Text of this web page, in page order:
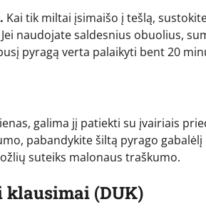
Kai tik miltai įsimaišo į tešlą,
Jei naudojate saldesnius obuolius,
pyragą verta palaikyti bent 20
galima jį patiekti su įvairiais
pabandykite šiltą pyrago
suteiks malonaus traškumo.
klausimai (DUK)